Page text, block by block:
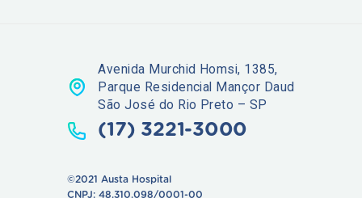
Avenida Murchid Homsi, 1385,
Parque Residencial Mançor Daud
São José do Rio Preto – SP
(17) 3221-3000
©2021 Austa Hospital
CNPJ: 48.310.098/0001-00